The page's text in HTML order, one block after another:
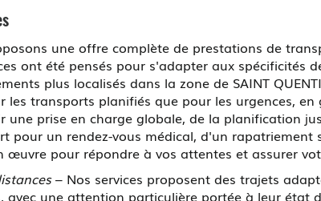
une offre complète de prestations de
ont été pensés pour s'adapter aux spécificités
plus localisés dans la zone de SAINT
les transports planifiés que pour les urgences,
une prise en charge globale, de la planification
pour un rendez-vous médical, d'un
œuvre pour répondre à vos attentes et assurer
– Nos services proposent des trajets
avec une attention particulière portée à leur état